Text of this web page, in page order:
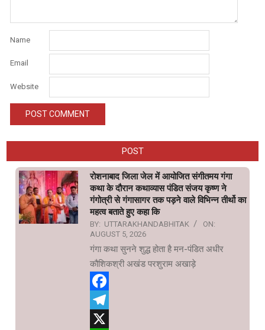
Name
Email
Website
POST
रोशनाबाद जिला जेल में आयोजित संगीतमय गंगा
कथा के दौरान कथाव्यास पंडित संजय कृष्ण ने
गंगोत्री से गंगासागर तक पड़ने वाले विभिन्न तीर्थो का
महत्व बताते हुए कहा कि
BY: UTTARAKHANDABHITAK
ON:
AUGUST 5, 2026
गंगा कथा सुनने शुद्ध होता है मन-पंडित अधीर
कौशिकश्री अखंड परशुराम अखाड़े
Facebook
Telegram